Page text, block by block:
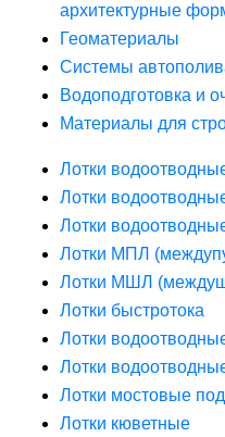
архитектурные
Геоматериалы
Системы
Водоподготовка и
Материалы для
Лотки
Лотки
Лотки
Лотки МПЛ
Лотки МШЛ
Лотки быстротока
Лотки
Лотки
Лотки мостовые
Лотки кюветные